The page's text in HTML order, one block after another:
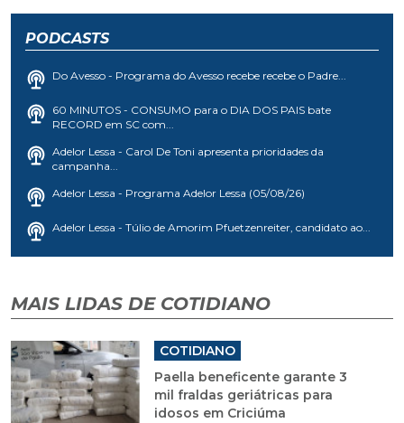
PODCASTS
Do Avesso - Programa do Avesso recebe recebe o Padre...
60 MINUTOS - CONSUMO para o DIA DOS PAIS bate
RECORD em SC com...
Adelor Lessa - Carol De Toni apresenta prioridades da
campanha...
Adelor Lessa - Programa Adelor Lessa (05/08/26)
Adelor Lessa - Túlio de Amorim Pfuetzenreiter, candidato ao...
MAIS LIDAS DE COTIDIANO
COTIDIANO
Paella beneficente garante 3
mil fraldas geriátricas para
idosos em Criciúma